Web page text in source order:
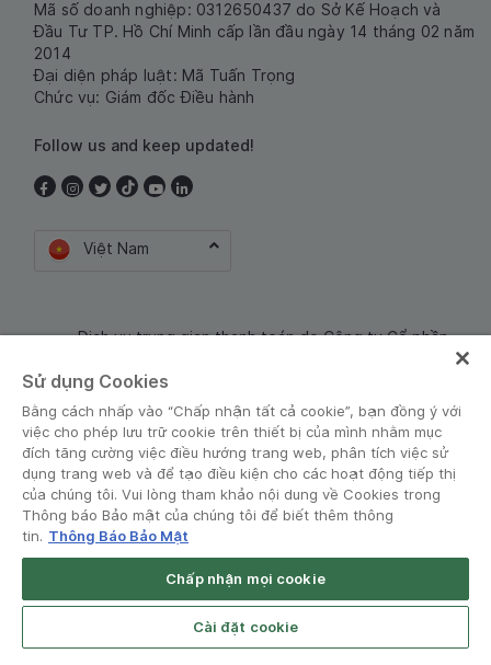
Mã số doanh nghiệp: 0312650437 do Sở Kế Hoạch và
Đầu Tư TP. Hồ Chí Minh cấp lần đầu ngày 14 tháng 02 năm
2014
Đại diện pháp luật: Mã Tuấn Trọng
Chức vụ: Giám đốc Điều hành
Follow us and keep updated!
Việt Nam
Dịch vụ trung gian thanh toán do Công ty Cổ phần
Điều khoản và Chính sách
© Grab 2010 - 2026
Grab Driver for Android Open App
Sử dụng Cookies
Bằng cách nhấp vào “Chấp nhận tất cả cookie”, bạn đồng ý với
việc cho phép lưu trữ cookie trên thiết bị của mình nhằm mục
đích tăng cường việc điều hướng trang web, phân tích việc sử
dụng trang web và để tạo điều kiện cho các hoạt động tiếp thị
của chúng tôi. Vui lòng tham khảo nội dung về Cookies trong
Thông báo Bảo mật của chúng tôi để biết thêm thông
tin. Thông Báo Bảo Mật
Chấp nhận mọi cookie
Cài đặt cookie